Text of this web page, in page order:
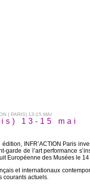
( PARIS) 13-15 MAI
13-15 mai
INFR’ACTION Paris
garde de l’art performance
Européenne des Musées le 14
et internationaux
courants actuels.